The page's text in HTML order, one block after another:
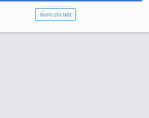
Xem chi tiết